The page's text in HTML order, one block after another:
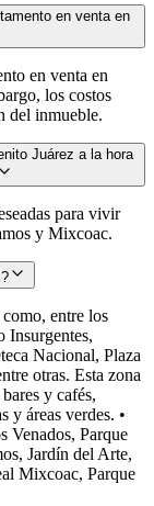
en venta en
en venta en
los costos
del inmueble.
Juárez a la hora
para vivir
y Mixcoac.
entre los
Insurgentes,
Nacional, Plaza
otras. Esta zona
y cafés,
y áreas verdes. •
Venados, Parque
Jardín del Arte,
Mixcoac, Parque